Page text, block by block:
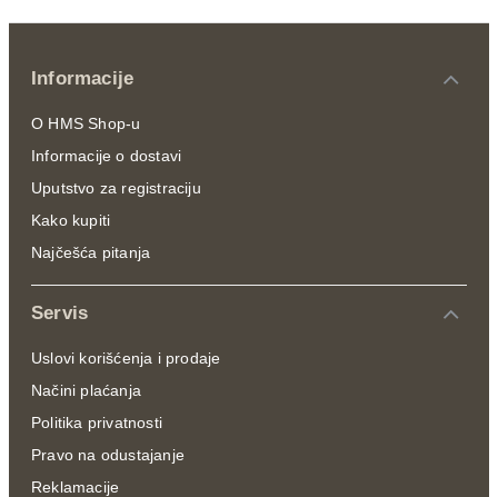
Informacije
O HMS Shop-u
Informacije o dostavi
Uputstvo za registraciju
Kako kupiti
Najčešća pitanja
Servis
Uslovi korišćenja i prodaje
Načini plaćanja
Politika privatnosti
Pravo na odustajanje
Reklamacije